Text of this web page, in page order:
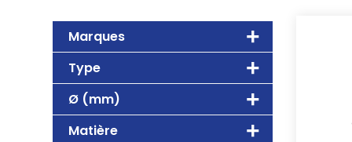
Marques
Type
Ø (mm)
Matière